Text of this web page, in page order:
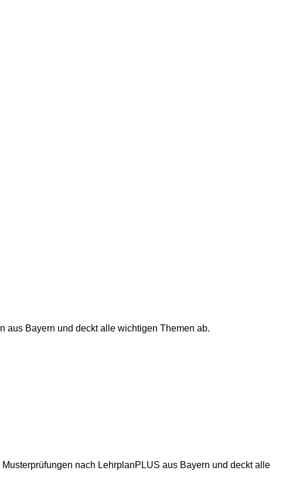
aus Bayern und deckt alle wichtigen Themen ab.
nach LehrplanPLUS aus Bayern und deckt alle